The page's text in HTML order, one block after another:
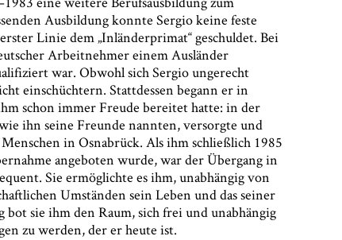
Ausbildung konnte Sergio keine feste
Linie dem „Inländerprimat“ geschuldet. Bei
Arbeitnehmer einem Ausländer
war. Obwohl sich Sergio ungerecht
einschüchtern. Stattdessen begann er in
schon immer Freude bereitet hatte: in der
ihn seine Freunde nannten, versorgte und
in Osnabrück. Als ihm schließlich 1985
angeboten wurde, war der Übergang in
Sie ermöglichte es ihm, unabhängig von
Umständen sein Leben und das seiner
sie ihm den Raum, sich frei und unabhängig
zu werden, der er heute ist.